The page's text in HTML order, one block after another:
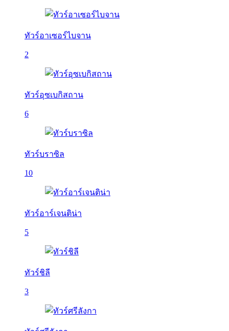
ทัวร์อาเซอร์ไบจาน
2
ทัวร์อุซเบกิสถาน
6
ทัวร์บราซิล
10
ทัวร์อาร์เจนติน่า
5
ทัวร์ชิลี
3